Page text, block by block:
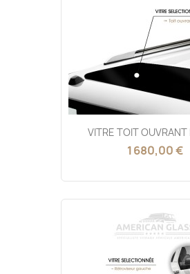
VITRE TOIT OUVRANT
1 680,00 €